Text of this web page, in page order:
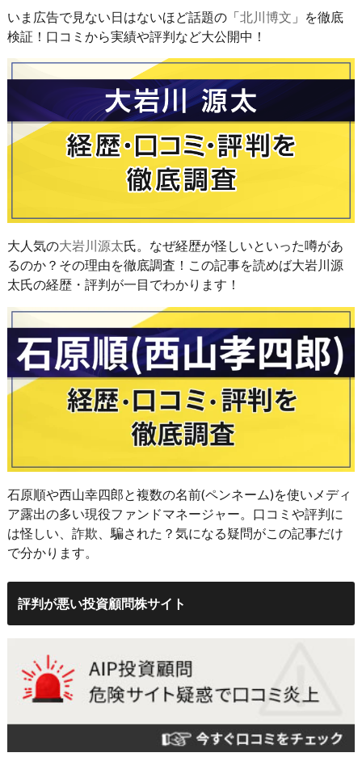
いま広告で見ない日はないほど話題の「北川博文 」を徹底
検証！口コミから実績や評判など大公開中！
大人気の大岩川源太氏。なぜ経歴が怪しいといった噂があ
るのか？その理由を徹底調査！この記事を読めば大岩川源
太氏の経歴・評判が一目でわかります！
石原順や西山幸四郎と複数の名前(ペンネーム)を使いメディ
ア露出の多い現役ファンドマネージャー。口コミや評判に
は怪しい、詐欺、騙された？気になる疑問がこの記事だけ
で分かります。
評判が悪い投資顧問株サイト